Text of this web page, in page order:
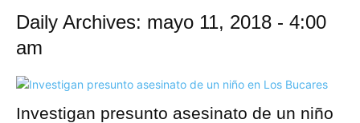
Daily Archives: mayo 11, 2018 - 4:00
am
Investigan presunto asesinato de un niño